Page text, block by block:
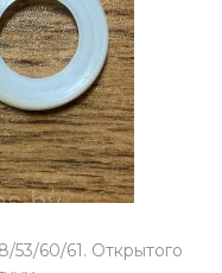
60/61. Открытого